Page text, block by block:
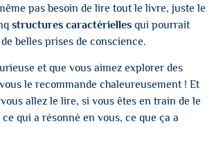
pas besoin de lire tout le livre, juste le
structures caractérielles qui pourrait
belles prises de conscience.
et que vous aimez explorer des
le recommande chaleureusement ! Et
allez le lire, si vous êtes en train de le
qui a résonné en vous, ce que ça a